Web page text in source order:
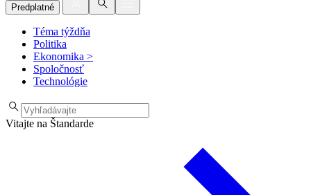
Predplatné
Téma týždňa
Politika
Ekonomika >
Spoločnosť
Technológie
Vitajte na Štandarde